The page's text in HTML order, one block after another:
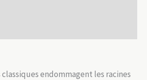
endommagent les racines